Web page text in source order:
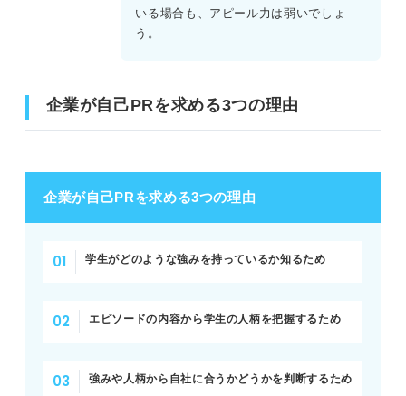
いる場合も、アピール力は弱いでしょ
う。
企業が自己PRを求める3つの理由
企業が自己PRを求める3つの理由
学生がどのような強みを持っているか知るため
エピソードの内容から学生の人柄を把握するため
強みや人柄から自社に合うかどうかを判断するため
入念な準備が必須！ ゼミの自己PRで差別化して内定を勝